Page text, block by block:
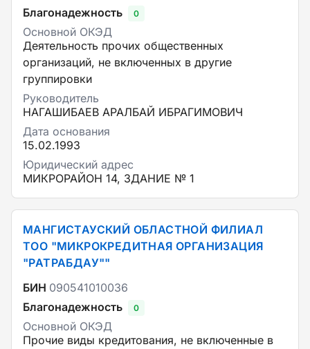
Благонадежность
0
Основной ОКЭД
Деятельность прочих общественных
организаций, не включенных в другие
группировки
Руководитель
НАГАШИБАЕВ АРАЛБАЙ ИБРАГИМОВИЧ
Дата основания
15.02.1993
Юридический адрес
МИКРОРАЙОН 14, ЗДАНИЕ № 1
МАНГИСТАУСКИЙ ОБЛАСТНОЙ ФИЛИАЛ
ТОО "МИКРОКРЕДИТНАЯ ОРГАНИЗАЦИЯ
"РАТРАБДАУ""
БИН 090541010036
Благонадежность
0
Основной ОКЭД
Прочие виды кредитования, не включенные в